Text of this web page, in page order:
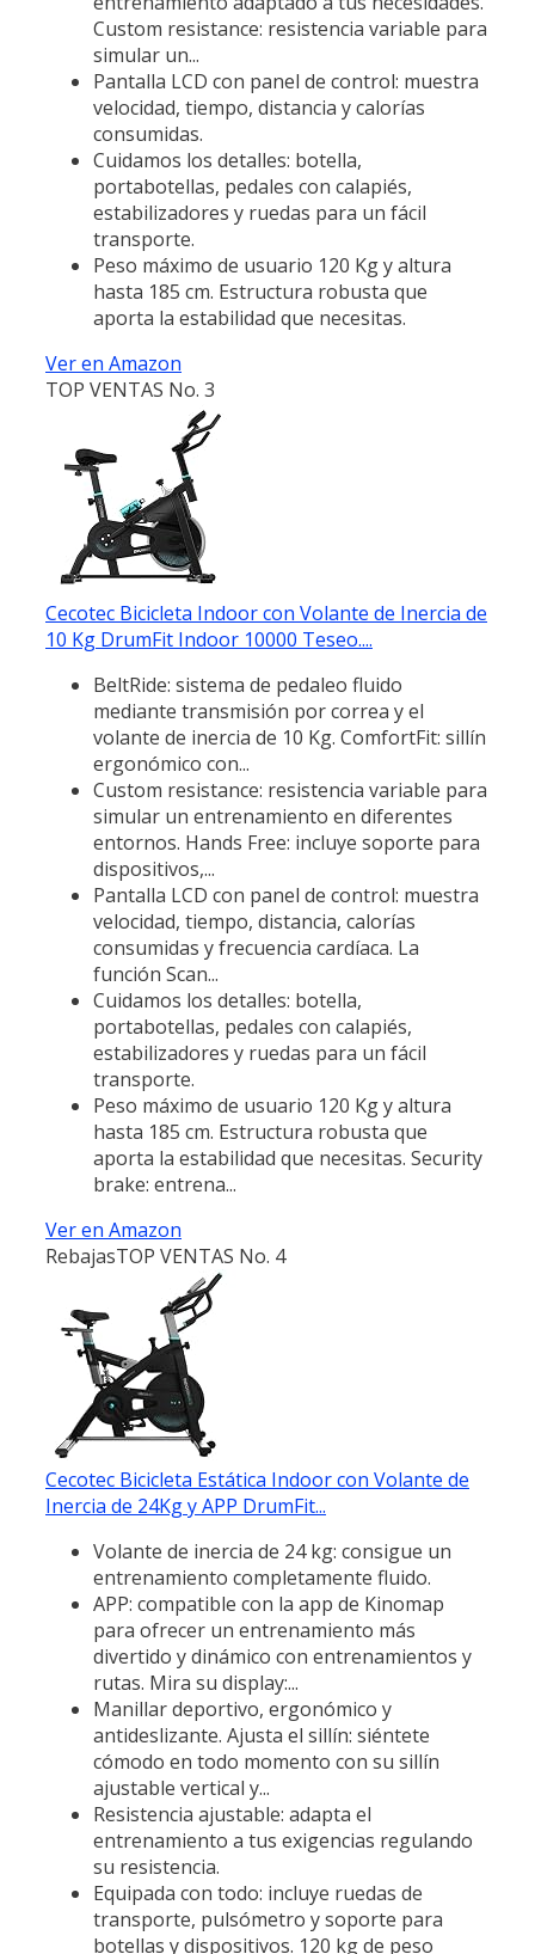
Custom resistance: resistencia variable para
simular un...
Pantalla LCD con panel de control: muestra
velocidad, tiempo, distancia y calorías
consumidas.
Cuidamos los detalles: botella,
portabotellas, pedales con calapiés,
estabilizadores y ruedas para un fácil
transporte.
Peso máximo de usuario 120 Kg y altura
hasta 185 cm. Estructura robusta que
aporta la estabilidad que necesitas.
Ver en Amazon
TOP VENTAS No. 3
Cecotec Bicicleta Indoor con Volante de Inercia de
10 Kg DrumFit Indoor 10000 Teseo....
BeltRide: sistema de pedaleo fluido
mediante transmisión por correa y el
volante de inercia de 10 Kg. ComfortFit: sillín
ergonómico con...
Custom resistance: resistencia variable para
simular un entrenamiento en diferentes
entornos. Hands Free: incluye soporte para
dispositivos,...
Pantalla LCD con panel de control: muestra
velocidad, tiempo, distancia, calorías
consumidas y frecuencia cardíaca. La
función Scan...
Cuidamos los detalles: botella,
portabotellas, pedales con calapiés,
estabilizadores y ruedas para un fácil
transporte.
Peso máximo de usuario 120 Kg y altura
hasta 185 cm. Estructura robusta que
aporta la estabilidad que necesitas. Security
brake: entrena...
Ver en Amazon
RebajasTOP VENTAS No. 4
Cecotec Bicicleta Estática Indoor con Volante de
Inercia de 24Kg y APP DrumFit...
Volante de inercia de 24 kg: consigue un
entrenamiento completamente fluido.
APP: compatible con la app de Kinomap
para ofrecer un entrenamiento más
divertido y dinámico con entrenamientos y
rutas. Mira su display:...
Manillar deportivo, ergonómico y
antideslizante. Ajusta el sillín: siéntete
cómodo en todo momento con su sillín
ajustable vertical y...
Resistencia ajustable: adapta el
entrenamiento a tus exigencias regulando
su resistencia.
Equipada con todo: incluye ruedas de
transporte, pulsómetro y soporte para
botellas y dispositivos. 120 kg de peso